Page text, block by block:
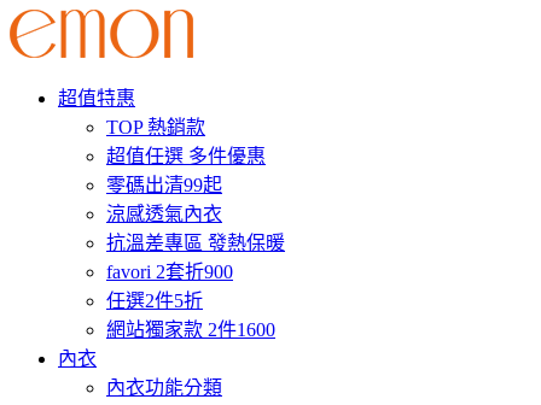
超值特惠
TOP 熱銷款
超值任選 多件優惠
零碼出清99起
涼感透氣內衣
抗溫差專區 發熱保暖
favori 2套折900
任選2件5折
網站獨家款 2件1600
內衣
內衣功能分類